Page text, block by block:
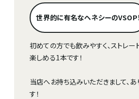
世界的に有名なヘネシーのVSOP
初めての方でも飲みやすく、ストレー
楽しめる1本です！
当店へお持ち込みいただきまして、
す！